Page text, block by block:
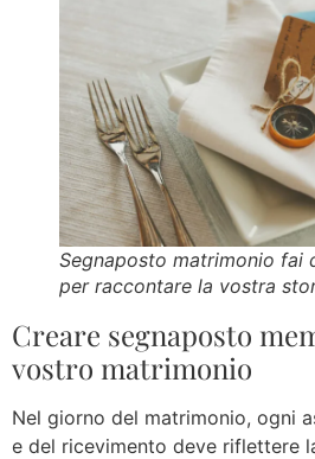
Segnaposto matrimonio fai
per raccontare la vostra
Creare segnaposto
vostro matrimonio
Nel giorno del matrimonio, ogni
e del ricevimento deve riflettere